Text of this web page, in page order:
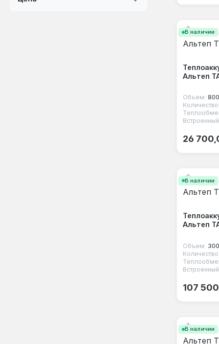
В наличии
Альтеп
Объем:
Обычная
26
В наличии
Альтеп
Объем:
107
В наличии